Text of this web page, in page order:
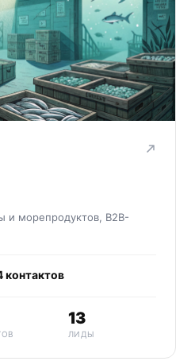
и морепродуктов, B2B-
контактов
13
ЛИДЫ